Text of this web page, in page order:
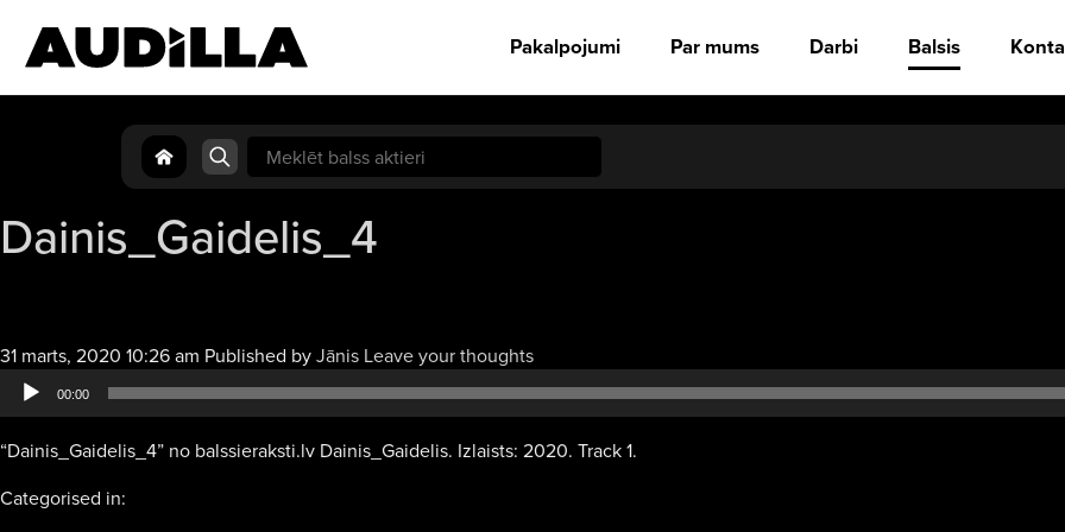
Pakalpojumi Par mums Darbi Balsis
Search
for:
Dainis_Gaidelis_4
31 marts, 2020 10:26 am Published byJānis Leave your thoughtsAudio
atskaņotājs
00:00
“Dainis_Gaidelis_4” no balssieraksti.lv Dainis_Gaidelis. Izlaists: 2020. Track 1.
Categorised in: